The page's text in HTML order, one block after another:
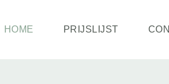
HOME PRIJSLIJST